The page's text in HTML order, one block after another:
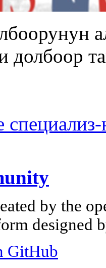
долбоор
by the
designed
GitHub